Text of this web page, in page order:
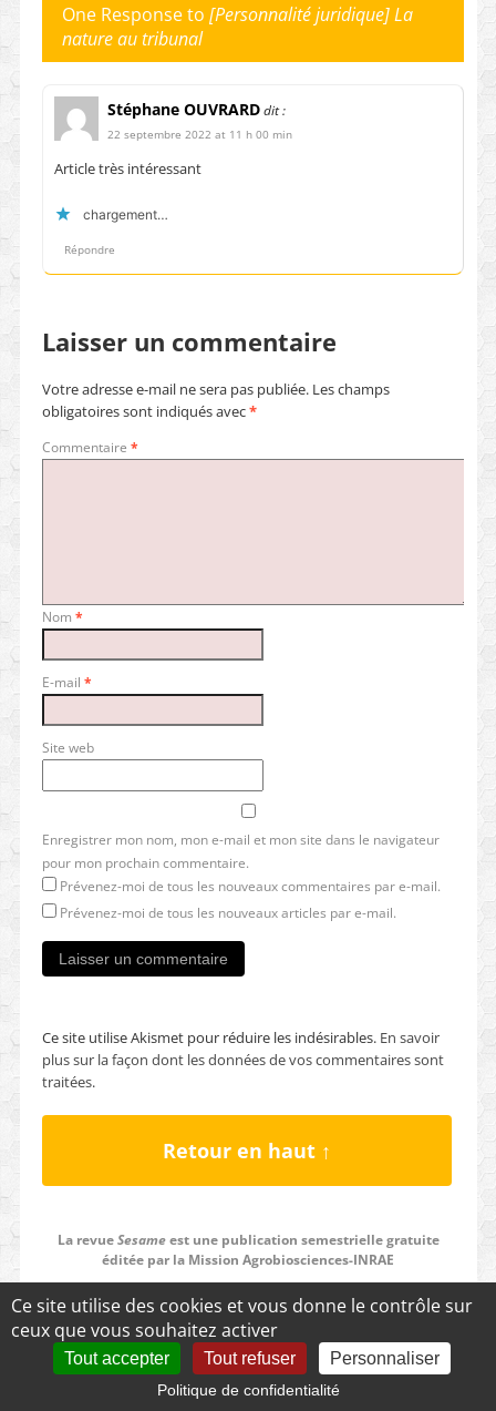
One Response to [Personnalité juridique] La
nature au tribunal
Stéphane OUVRARD dit :
22 septembre 2022 at 11 h 00 min
Article très intéressant
chargement…
Répondre
Laisser un commentaire
Votre adresse e-mail ne sera pas publiée. Les champs
obligatoires sont indiqués avec*
Commentaire *
Nom *
E-mail *
Site web
Enregistrer mon nom, mon e-mail et mon site dans le navigateur
pour mon prochain commentaire.
Prévenez-moi de tous les nouveaux commentaires par e-mail.
Prévenez-moi de tous les nouveaux articles par e-mail.
Ce site utilise Akismet pour réduire les indésirables. En savoir
plus sur la façon dont les données de vos commentaires sont
traitées.
Retour en haut ↑
La revueSesameest une publication semestrielle gratuite
éditée par la Mission Agrobiosciences-INRAE
Ce site utilise des cookies et vous donne le contrôle sur
ceux que vous souhaitez activer
Tout accepter Tout refuser Personnaliser
Politique de confidentialité